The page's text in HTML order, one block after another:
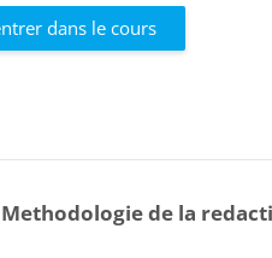
dans le cours
Methodologie de la